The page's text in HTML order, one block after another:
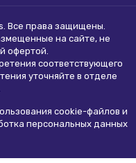
Все права защищены.
на сайте, не
офертой.
соответствующего
уточняйте в отделе
сookie-файлов и
персональных данных